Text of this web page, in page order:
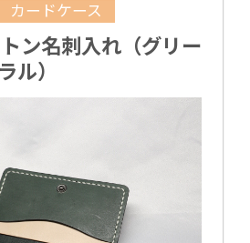
カードケース
ン名刺入れ（グリー
ル）